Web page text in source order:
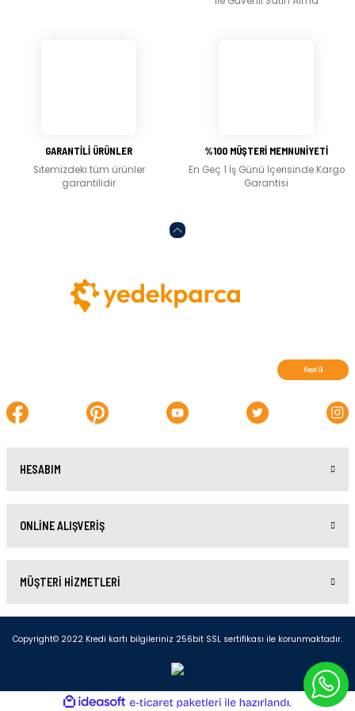
GARANTİLİ ÜRÜNLER
Sitemizdeki tüm ürünler
garantilidir
%100 MÜŞTERİ MEMNUNİYETİ
En Geç 1 İş Günü İçerisinde Kargo
Garantisi
Kayıt Ol
HESABIM
ONLİNE ALIŞVERİŞ
MÜŞTERİ HİZMETLERİ
Copyright© 2022 Kredi kartı bilgileriniz 256bit SSL sertifikası ile korunmaktadır.
ideasoft
e-